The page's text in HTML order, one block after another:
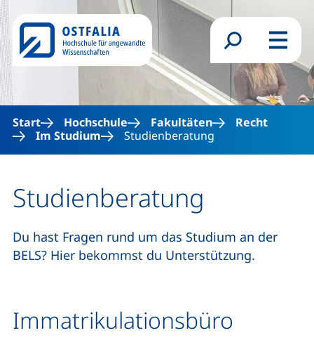
Direkt zum Inhalt
Suchformular
Menü
Start Hochschule Fakultäten
Recht
Im Studium
Studienberatung
Studienberatung
Du hast Fragen rund um das Studium an der
BELS? Hier bekommst du Unterstützung.
Immatrikulationsbüro